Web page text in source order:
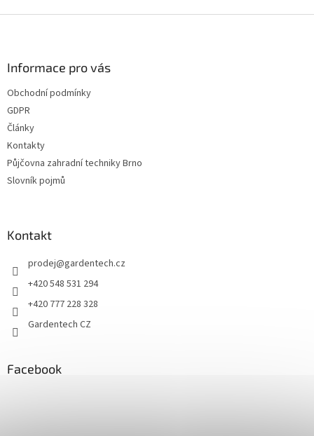
Informace pro vás
Obchodní podmínky
GDPR
Články
Kontakty
Půjčovna zahradní techniky Brno
Slovník pojmů
Kontakt
prodej@gardentech.cz
+420 548 531 294
+420 777 228 328
Gardentech CZ
Facebook